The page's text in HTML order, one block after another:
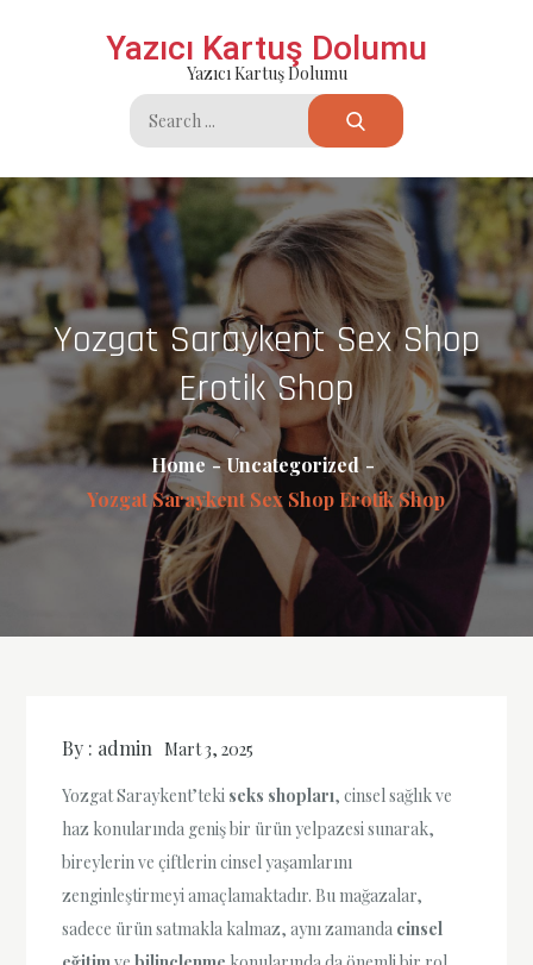
Yazıcı Kartuş Dolumu
Yazıcı Kartuş Dolumu
Search
for:
Yozgat Saraykent Sex Shop
Erotik Shop
Home
Uncategorized
Yozgat Saraykent Sex Shop Erotik Shop
By : admin Mart 3, 2025
Yozgat Saraykent’teki seks shopları, cinsel sağlık ve
haz konularında geniş bir ürün yelpazesi sunarak,
bireylerin ve çiftlerin cinsel yaşamlarını
zenginleştirmeyi amaçlamaktadır. Bu mağazalar,
sadece ürün satmakla kalmaz, aynı zamanda cinsel